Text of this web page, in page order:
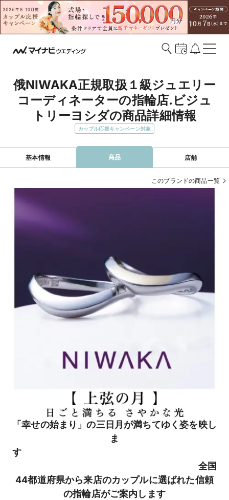
俄NIWAKA正規取扱１級ジュエリー
コーディネーターの指輪店.ビジュ
トリーヨシダの商品詳細情報
カップル応援キャンペーン対象
基本情報 商品 店舗
このブランドの商品一覧
「幸せの始まり」の三日月が満ちてゆく姿を映し
ま
す
全国
44都道府県から来店のカップルに選ばれた信頼
の指輪店がご案内します